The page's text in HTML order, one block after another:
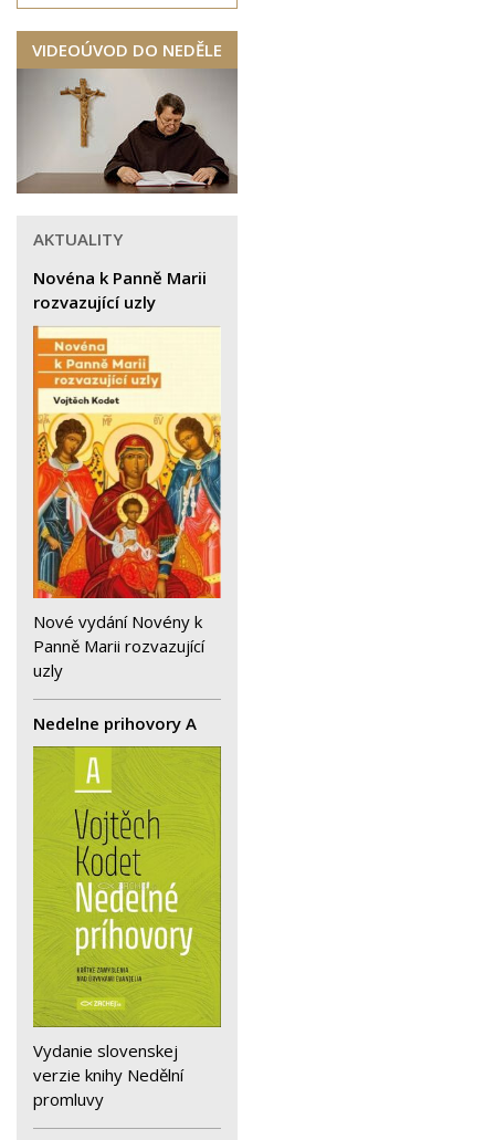
VIDEOÚVOD DO NEDĚLE
AKTUALITY
Novéna k Panně Marii
rozvazující uzly
Nové vydání Novény k
Panně Marii rozvazující
uzly
Nedelne prihovory A
Vydanie slovenskej
verzie knihy Nedělní
promluvy